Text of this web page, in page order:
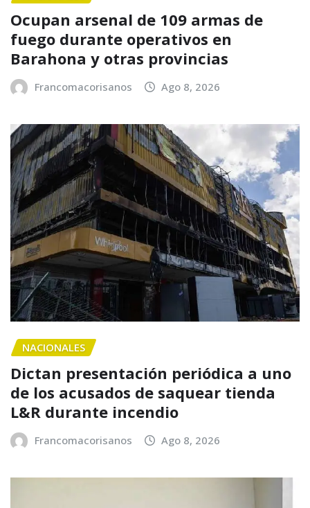
Ocupan arsenal de 109 armas de
fuego durante operativos en
Barahona y otras provincias
Francomacorisanos Ago 8, 2026
NACIONALES
Dictan presentación periódica a uno
de los acusados de saquear tienda
L&R durante incendio
Francomacorisanos Ago 8, 2026